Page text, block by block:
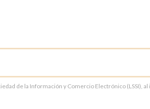
de la Información y Comercio Electrónico